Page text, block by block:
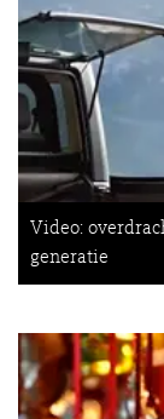
Video:
generatie